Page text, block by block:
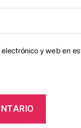
y web en